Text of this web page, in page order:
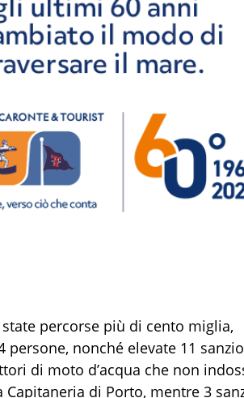
percorse più di cento miglia,
nonché elevate 11
di moto d’acqua che non
di Porto, mentre 3